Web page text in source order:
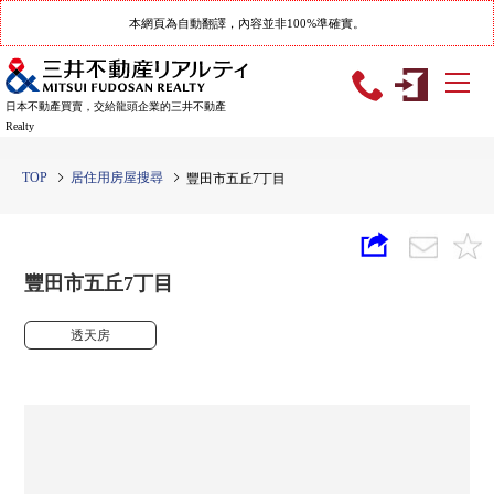
本網頁為自動翻譯，內容並非100%準確實。
日本不動產買賣，交給龍頭企業的三井不動產
Realty
TOP 居住用房屋搜尋 豐田市五丘7丁目
豐田市五丘7丁目
透天房